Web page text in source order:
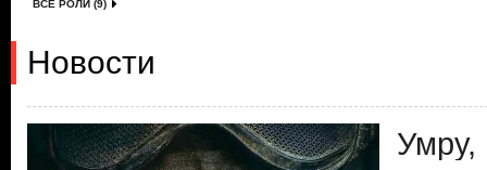
ВСЕ РОЛИ (9)
Новости
Умру,